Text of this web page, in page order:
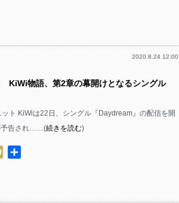
2020.8.24 12:00
KiWi物語、第2章の幕開けとなるシングル
ト KiWiは22日、シングル『Daydream』の配信を開
予告され……(続きを読む)
Mixi